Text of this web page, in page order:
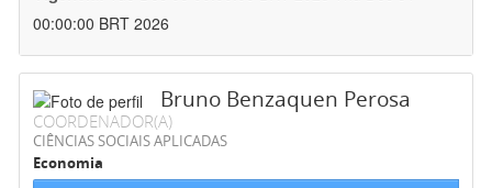
00:00:00 BRT 2026
Bruno Benzaquen Perosa
COORDENADOR(A)
CIÊNCIAS SOCIAIS APLICADAS
Economia